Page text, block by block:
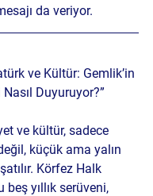
da veriyor.
ve Kültür: Gemlik’in
Duyuruyor?”
ve kültür, sadece
küçük ama yalın
Körfez Halk
beş yıllık serüveni,